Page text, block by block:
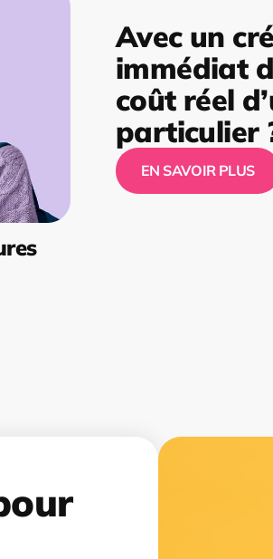
Avec un
immédiat
coût réel
particulier
EN SAVOIR PLUS